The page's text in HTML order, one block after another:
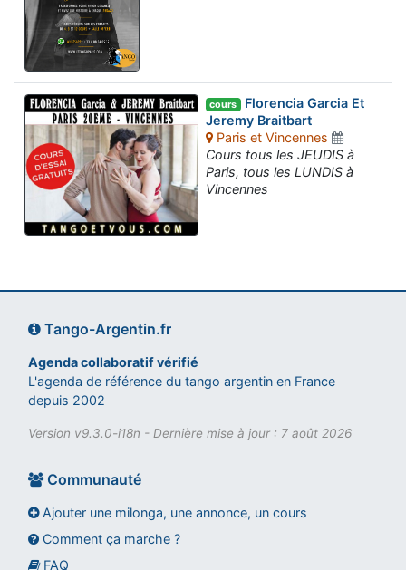
cours Florencia Garcia Et
Jeremy Braitbart
Paris et Vincennes
Cours tous les JEUDIS à
Paris, tous les LUNDIS à
Vincennes
Tango-Argentin.fr
Agenda collaboratif vérifié
L'agenda de référence du tango argentin en France
depuis 2002
Version v9.3.0-i18n - Dernière mise à jour : 7 août 2026
Communauté
Ajouter une milonga, une annonce, un cours
Comment ça marche ?
FAQ
Assistant tango-argentin.fr